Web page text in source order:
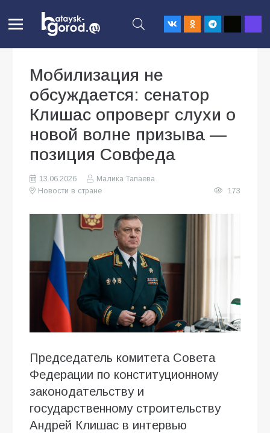
Мобилизация не
обсуждается: сенатор
Клишас опроверг слухи о
новой волне призыва —
позиция Совфеда
13.06.2026
Малика Тапаева
Новости в стране
173
Председатель комитета Совета
Федерации по конституционному
законодательству и
государственному строительству
Андрей Клишас в интервью